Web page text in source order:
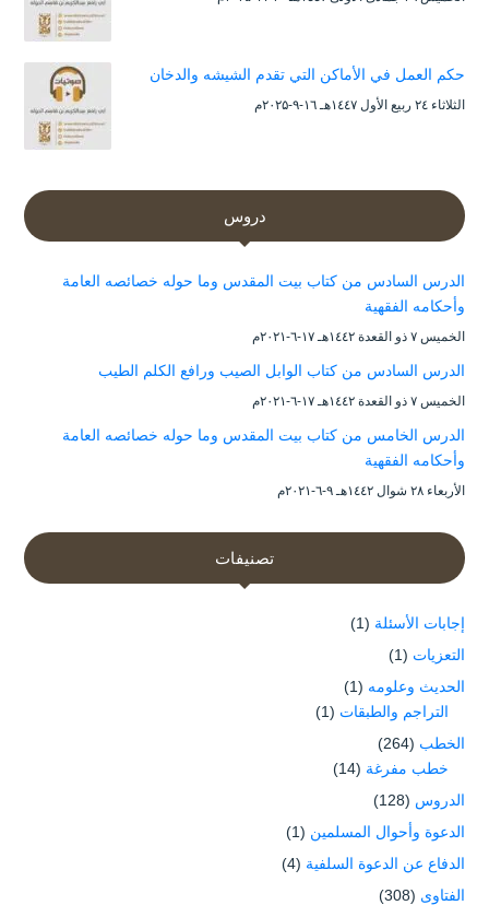
حكم العمل في الأماكن التي تقدم الشيشه والدخان
الثلاثاء ۲٤ ربيع الأول ۱٤٤۷هـ ۱٦-۹-۲۰۲۵م
دروس
الدرس السادس من كتاب بيت المقدس وما حوله خصائصه العامة
وأحكامه الفقهية
الخميس ۷ ذو القعدة ۱٤٤۲هـ ۱۷-٦-۲۰۲۱م
الدرس السادس من كتاب الوابل الصيب ورافع الكلم الطيب
الخميس ۷ ذو القعدة ۱٤٤۲هـ ۱۷-٦-۲۰۲۱م
الدرس الخامس من كتاب بيت المقدس وما حوله خصائصه العامة
وأحكامه الفقهية
الأربعاء ۲۸ شوال ۱٤٤۲هـ ۹-٦-۲۰۲۱م
تصنيفات
إجابات الأسئلة (1)
التعزيات (1)
الحديث وعلومه (1)
التراجم والطبقات (1)
الخطب (264)
خطب مفرغة (14)
الدروس (128)
الدعوة وأحوال المسلمين (1)
الدفاع عن الدعوة السلفية (4)
الفتاوى (308)